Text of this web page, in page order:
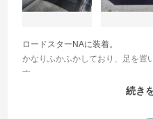
ロードスターNAに装着。
かなりふかふかしており、足を置
す。
今回、トランクマットも頼みまし
続き